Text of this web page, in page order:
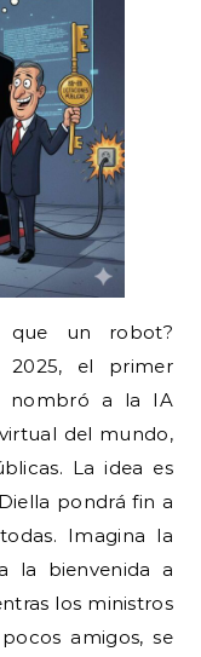
que un robot?
2025, el primer
nombró a la IA
del mundo,
La idea es
pondrá fin a
Imagina la
la bienvenida a
los ministros
amigos, se